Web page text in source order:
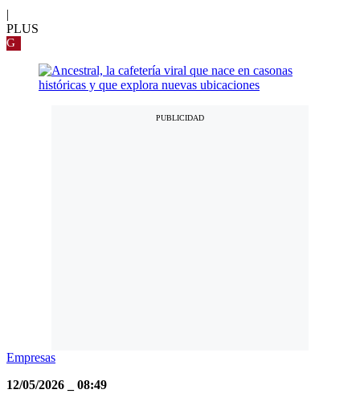
|
PLUS
G
Empresas
12/05/2026
08:49